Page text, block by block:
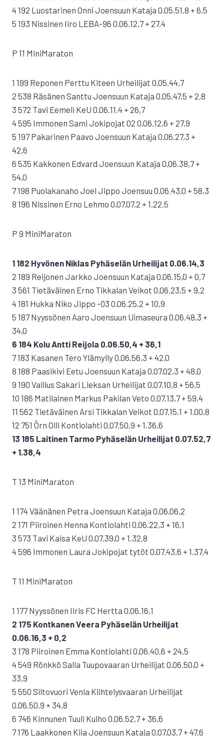
4 192 Luostarinen Onni Joensuun Kataja 0.05.51,8 + 6,5
5 193 Nissinen Iiro LEBA-96 0.06.12,7 + 27,4
P 11 MiniMaraton
1 199 Reponen Perttu Kiteen Urheilijat 0.05.44,7
2 538 Räsänen Santtu Joensuun Kataja 0.05.47,5 + 2,8
3 572 Tavi Eemeli KeU 0.06.11,4 + 26,7
4 595 Immonen Sami Jokipojat 02 0.06.12,6 + 27,9
5 197 Pakarinen Paavo Joensuun Kataja 0.06.27,3 +
42,6
6 535 Kakkonen Edvard Joensuun Kataja 0.06.38,7 +
54,0
7 198 Puolakanaho Joel Jippo Joensuu 0.06.43,0 + 58,3
8 196 Nissinen Erno Lehmo 0.07.07,2 + 1.22,5
P 9 MiniMaraton
1 182 Hyvönen Niklas Pyhäselän Urheilijat 0.06.14,3
2 189 Reijonen Jarkko Joensuun Kataja 0.06.15,0 + 0,7
3 561 Tietäväinen Erno Tikkalan Veikot 0.06.23,5 + 9,2
4 181 Hukka Niko Jippo -03 0.06.25,2 + 10,9
5 187 Nyyssönen Aaro Joensuun Uimaseura 0.06.48,3 +
34,0
6 184 Kolu Antti Reijola 0.06.50,4 + 36,1
7 183 Kasanen Tero Ylämylly 0.06.56,3 + 42,0
8 188 Paasikivi Eetu Joensuun Kataja 0.07.02,3 + 48,0
9 190 Vallius Sakari Lieksan Urheilijat 0.07.10,8 + 56,5
10 186 Matilainen Markus Pakilan Veto 0.07.13,7 + 59,4
11 562 Tietäväinen Arsi Tikkalan Veikot 0.07.15,1 + 1.00,8
12 751 Örn Olli Kontiolahti 0.07.50,9 + 1.36,6
13 185 Laitinen Tarmo Pyhäselän Urheilijat 0.07.52,7
+ 1.38,4
T 13 MiniMaraton
1 174 Väänänen Petra Joensuun Kataja 0.06.06,2
2 171 Piiroinen Henna Kontiolahti 0.06.22,3 + 16,1
3 573 Tavi Kaisa KeU 0.07.39,0 + 1.32,8
4 596 Immonen Laura Jokipojat tytöt 0.07.43,6 + 1.37,4
T 11 MiniMaraton
1 177 Nyyssönen Iiris FC Hertta 0.06.16,1
2 175 Kontkanen Veera Pyhäselän Urheilijat
0.06.16,3 + 0,2
3 178 Piiroinen Emma Kontiolahti 0.06.40,6 + 24,5
4 549 Rönkkö Salla Tuupovaaran Urheilijat 0.06.50,0 +
33,9
5 550 Siltovuori Venla Kiihtelysvaaran Urheilijat
0.06.50,9 + 34,8
6 746 Kinnunen Tuuli Kulho 0.06.52,7 + 36,6
7 176 Laakkonen Kiia Joensuun Kataja 0.07.03,7 + 47,6